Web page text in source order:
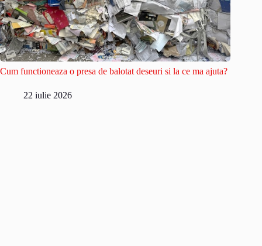
Cum functioneaza o presa de balotat deseuri si la ce ma ajuta?
22 iulie 2026